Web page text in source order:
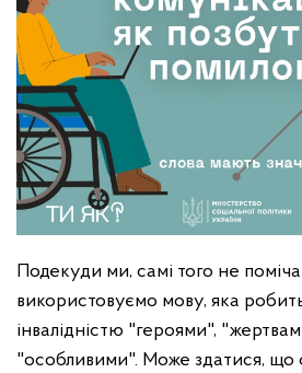
Подекуди ми, самі того не
використовуємо мову, яка
інвалідністю "героями",
"особливими". Може здатися, що